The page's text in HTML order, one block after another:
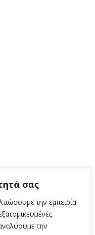
σας
την εμπειρία
την